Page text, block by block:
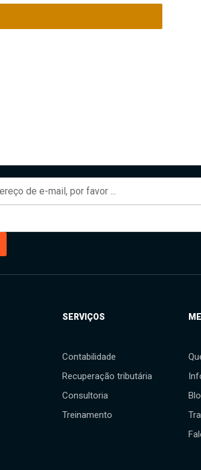
SERVIÇOS
Contabilidade
Recuperação tributária
Consultoria
Treinamento